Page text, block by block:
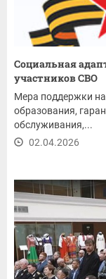
Социальная
участников СВО
Мера поддержки
образования,
обслуживания,...
02.04.2026